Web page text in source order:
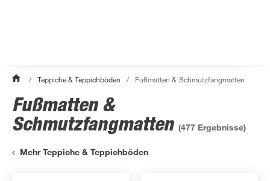
/ Teppiche & Teppichböden / Fußmatten & Schmutzfangmatten
Fußmatten &
Schmutzfangmatten (477 Ergebnisse)
Mehr Teppiche & Teppichböden